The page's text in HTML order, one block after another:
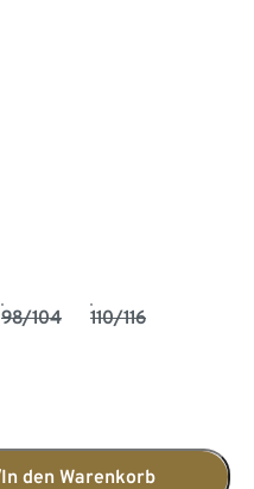
98/104 110/116
In den Warenkorb